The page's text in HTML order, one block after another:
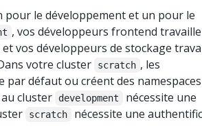
pour le développement et un pour le
, vos développeurs frontend
et vos développeurs de stockage
votre cluster scratch , les
défaut ou créent des namespaces
cluster
development
nécessite une
scratch
nécessite une